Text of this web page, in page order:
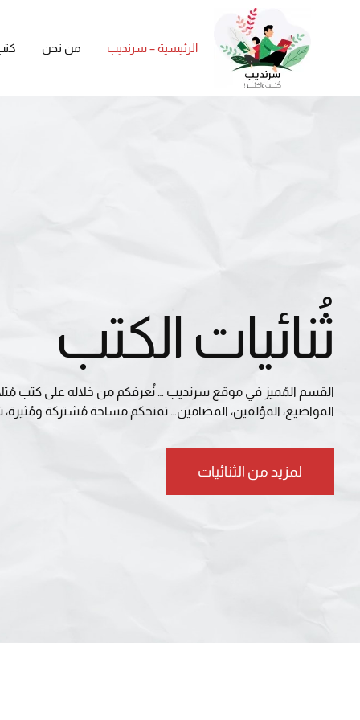
الرئيسية – سرنديب من نحن
ثُنائيات الكتب
القسم المُميز في موقع سرنديب … نُعرفكم من خلاله على كتب
المواضيع، المؤلفين، المضامين… تمنحكم مساحة مُشتركة ومُثيرة،
لمزيد من الثنائيات